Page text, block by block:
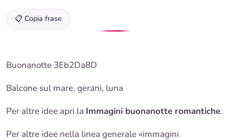
📋 Copia frase
Buonanotte 3Eb2Da8D
Balcone sul mare, gerani, luna
Per altre idee apri la Immagini buonanotte romantiche.
Per altre idee nella linea generale «immagini